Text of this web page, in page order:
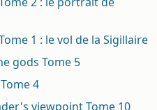
1 : le vol de la Sigillaire
gods Tome 5
4
viewpoint Tome 10